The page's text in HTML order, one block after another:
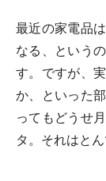
最近の家電品
なる、という
す。ですが、
か、といった
ってもどうせ
タ。それはと